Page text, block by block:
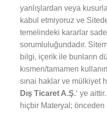
yanlışlardan veya
kabul etmiyoruz ve
temelindeki kararlar
sorumluluğundadır.
bilgi, içerik ile bunların
kısmen/tamamen
sınai haklar ve mülkiyet
Dış Ticaret A.Ş.‘ ye
hiçbir Materyal;